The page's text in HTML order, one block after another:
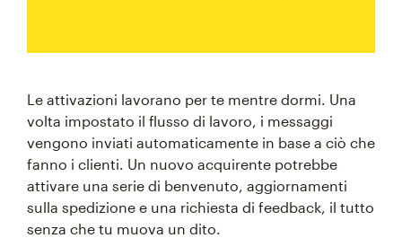
Le attivazioni lavorano per te mentre dormi. Una
volta impostato il flusso di lavoro, i messaggi
vengono inviati automaticamente in base a ciò che
fanno i clienti. Un nuovo acquirente potrebbe
attivare una serie di benvenuto, aggiornamenti
sulla spedizione e una richiesta di feedback, il tutto
senza che tu muova un dito.